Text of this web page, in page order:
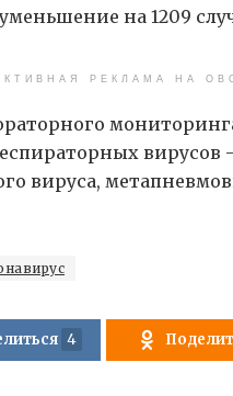
на 1209
РЕКЛАМА НА
вирусов
вируса,
4